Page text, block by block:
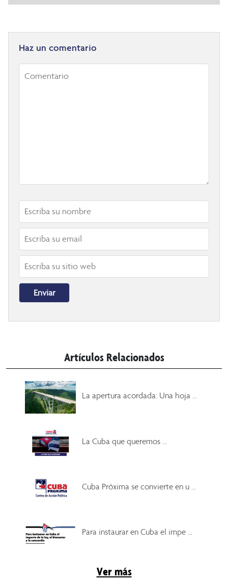
Haz un comentario
Artículos Relacionados
La apertura acordada: Una hoja ...
La Cuba que queremos ...
Cuba Próxima se convierte en u ...
Para instaurar en Cuba el impe ...
Ver más